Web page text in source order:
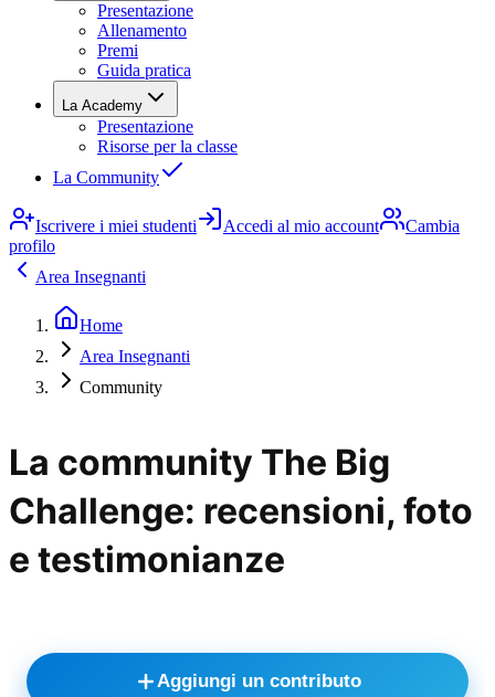
Presentazione
Allenamento
Premi
Guida pratica
La Academy
Presentazione
Risorse per la classe
La Community
Iscrivere i miei studenti Accedi al mio account
Cambia
profilo
Area Insegnanti
Home
Area Insegnanti
Community
La community The Big
Challenge: recensioni, foto
e testimonianze
Aggiungi un contributo